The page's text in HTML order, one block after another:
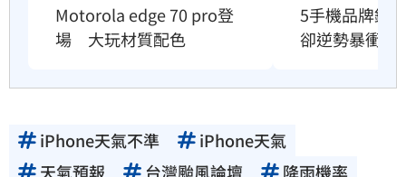
Motorola edge 70 pro登
場　大玩材質配色
5手機品牌銷
卻逆勢暴衝
iPhone天氣不準
iPhone天氣
天氣預報
台灣颱風論壇
降雨機率